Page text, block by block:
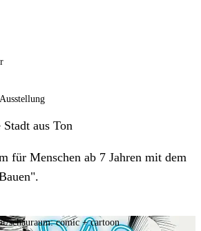
aus Ton
für Menschen ab 7 Jahren mit dem
schauraum: comic + cartoon